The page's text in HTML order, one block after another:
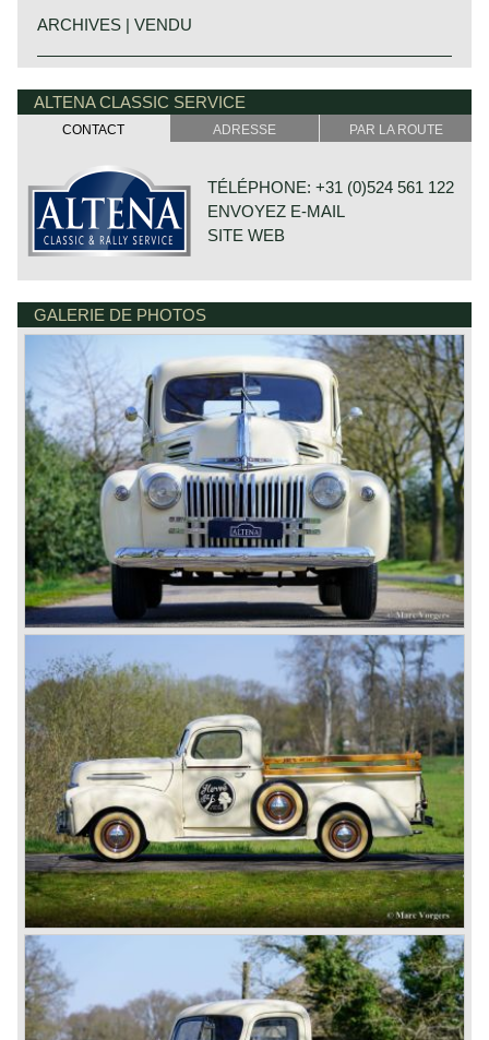
ARCHIVES | VENDU
ALTENA CLASSIC SERVICE
CONTACT ADRESSE PAR LA ROUTE
TÉLÉPHONE: +31 (0)524 561 122
ENVOYEZ E-MAIL
SITE WEB
DE VAART 23
7784 DK GRAMSBERGEN
PAYS-BAS
GALERIE DE PHOTOS